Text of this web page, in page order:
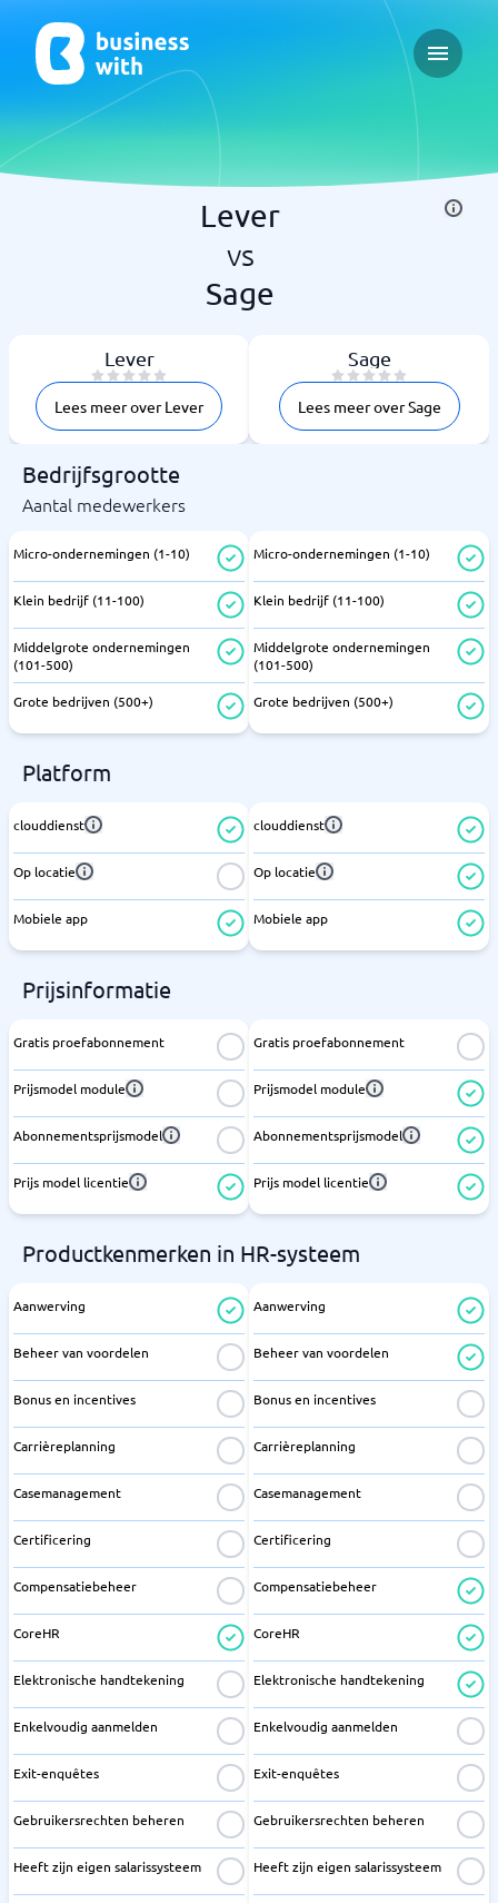
Open
Lever
vs
Sage
Lever
Lees meer over Lever
Sage
Lees meer over Sage
Bedrijfsgrootte
Aantal medewerkers
Micro-ondernemingen (1-10)
Klein bedrijf (11-100)
Middelgrote ondernemingen
(101-500)
Grote bedrijven (500+)
Micro-ondernemingen (1-10)
Klein bedrijf (11-100)
Middelgrote ondernemingen
(101-500)
Grote bedrijven (500+)
Platform
clouddienst
Op locatie
Mobiele app
clouddienst
Op locatie
Mobiele app
Prijsinformatie
Gratis proefabonnement
Prijsmodel module
Abonnementsprijsmodel
Prijs model licentie
Gratis proefabonnement
Prijsmodel module
Abonnementsprijsmodel
Prijs model licentie
Productkenmerken in HR-systeem
Aanwerving
Beheer van voordelen
Bonus en incentives
Carrièreplanning
Casemanagement
Certificering
Compensatiebeheer
CoreHR
Elektronische handtekening
Enkelvoudig aanmelden
Exit-enquêtes
Gebruikersrechten beheren
Heeft zijn eigen salarissysteem
Aanwerving
Beheer van voordelen
Bonus en incentives
Carrièreplanning
Casemanagement
Certificering
Compensatiebeheer
CoreHR
Elektronische handtekening
Enkelvoudig aanmelden
Exit-enquêtes
Gebruikersrechten beheren
Heeft zijn eigen salarissysteem